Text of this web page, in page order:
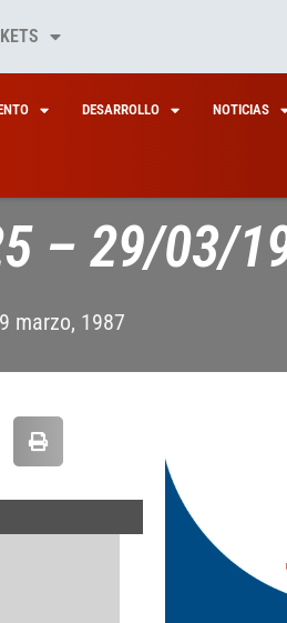
DESARROLLO NOTICIAS
– 29/03/
marzo, 1987